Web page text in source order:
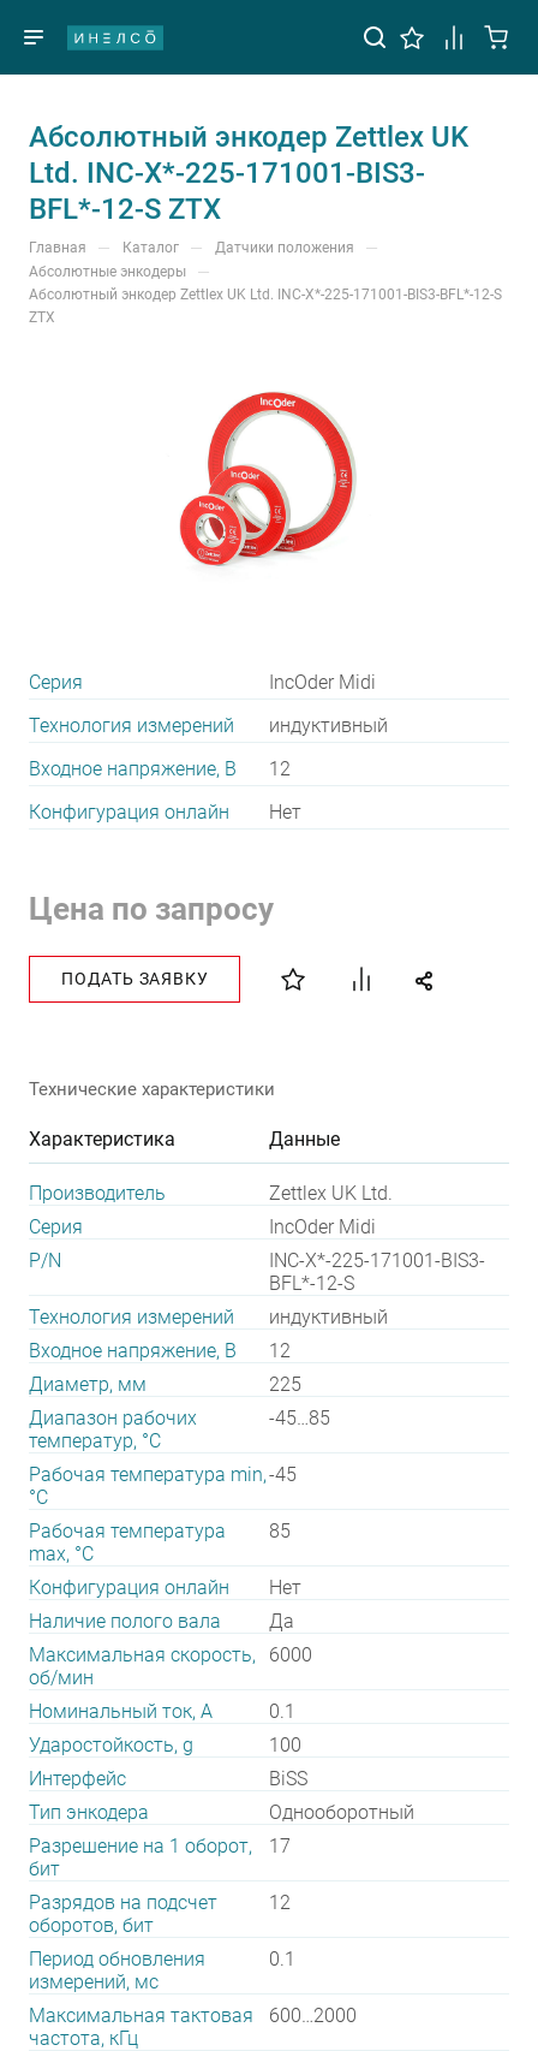
Абсолютный энкодер Zettlex UK
Ltd. INC-X*-225-171001-BIS3-
BFL*-12-S ZTX
Главная — Каталог — Датчики положения —
Абсолютные энкодеры —
Абсолютный энкодер Zettlex UK Ltd. INC-X*-225-171001-BIS3-BFL*-12-S
ZTX
Серия
IncOder Midi
Технология измерений
индуктивный
Входное напряжение, В
12
Конфигурация онлайн
Нет
Цена по запросу
ПОДАТЬ ЗАЯВКУ
Технические характеристики
Характеристика Данные
Производитель
Zettlex UK Ltd.
Серия
IncOder Midi
P/N
INC-X*-225-171001-BIS3-
BFL*-12-S
Технология измерений
индуктивный
Входное напряжение, В
12
Диаметр, мм
225
Диапазон рабочих
температур, °С
-45…85
Рабочая температура min,
°С
-45
Рабочая температура
max, °С
85
Конфигурация онлайн
Нет
Наличие полого вала
Да
Максимальная скорость,
об/мин
6000
Номинальный ток, А
0.1
Ударостойкость, g
100
Интерфейс
BiSS
Тип энкодера
Однооборотный
Разрешение на 1 оборот,
бит
17
Разрядов на подсчет
оборотов, бит
12
Период обновления
измерений, мс
0.1
Максимальная тактовая
частота, кГц
600…2000